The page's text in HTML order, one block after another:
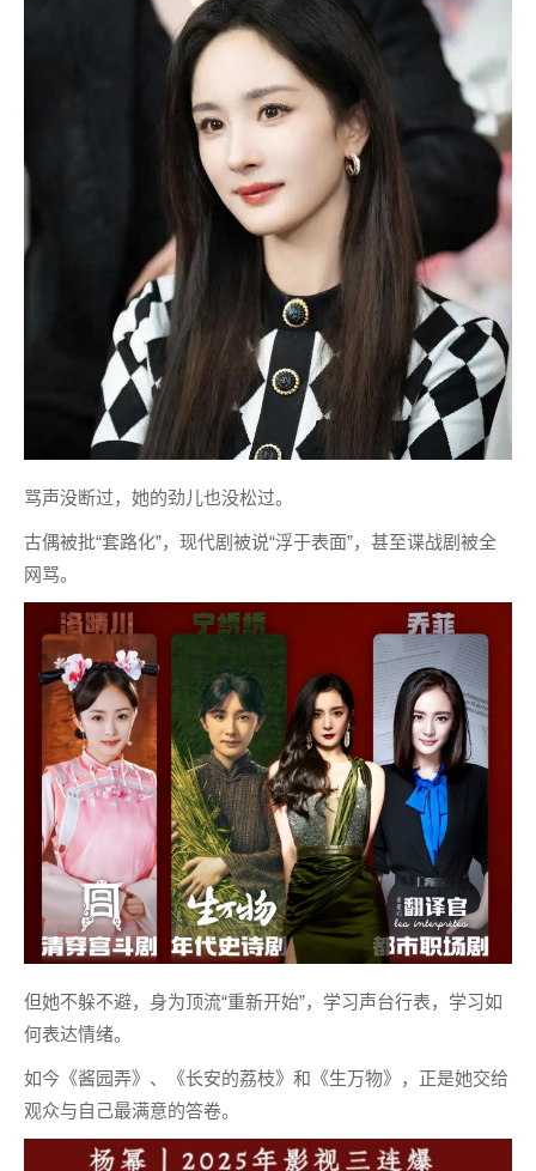
骂声没断过，她的劲儿也没松过。
古偶被批“套路化”，现代剧被说“浮于表面”，甚至谍战剧被全
网骂。
但她不躲不避，身为顶流“重新开始”，学习声台行表，学习如
何表达情绪。
如今《酱园弄》、《长安的荔枝》和《生万物》，正是她交给
观众与自己最满意的答卷。